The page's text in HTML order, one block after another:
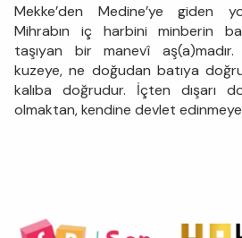
Mekke’den Medine’ye giden
Mihrabın iç harbini minberin
taşıyan bir manevî
kuzeye, ne doğudan batıya
kalıba doğrudur. İçten dışarı
olmaktan, kendine devlet